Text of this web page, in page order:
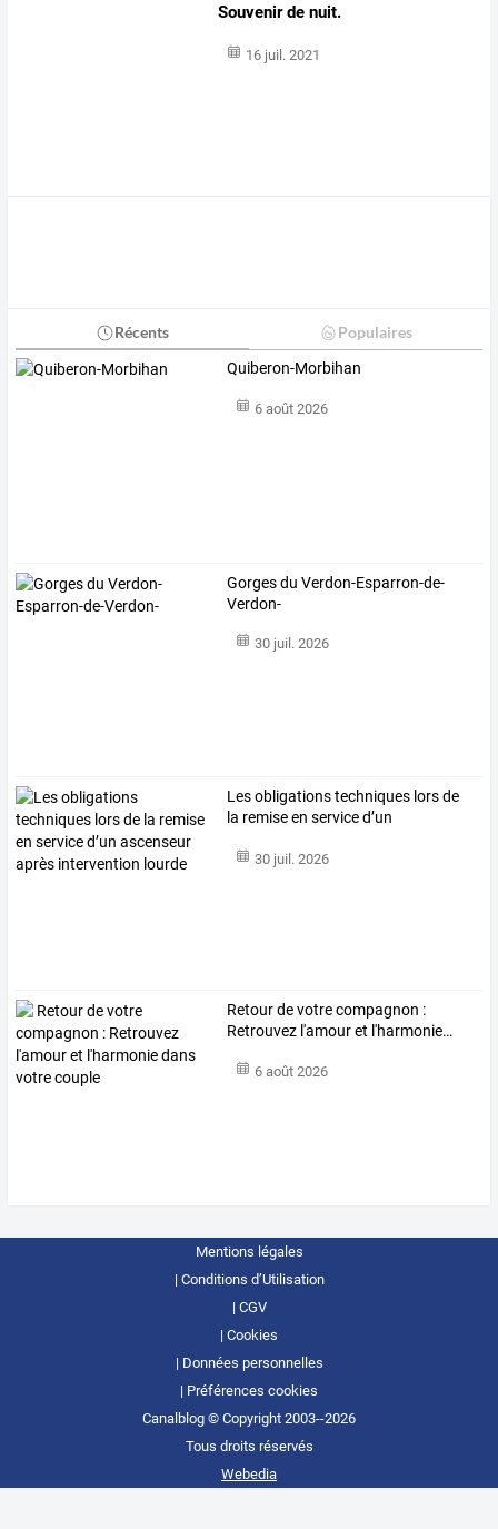
Souvenir de nuit.
16 juil. 2021
Récents Populaires
Quiberon-Morbihan
6 août 2026
Gorges du Verdon-Esparron-de-
Verdon-
30 juil. 2026
Lesobligationstechniques lorsde
la remiseen serviced’un
30 juil. 2026
Retourdevotrecompagnon :
Retrouvez l'amouret l'harmonie…
6 août 2026
Mentions légales
Conditions d’Utilisation
CGV
Cookies
Données personnelles
Préférences cookies
Canalblog © Copyright 2003--2026
Tous droits réservés
Webedia